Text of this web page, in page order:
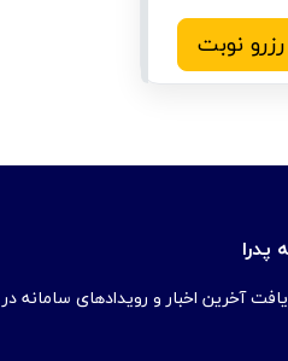
رزرو نوبت
پدرا
آخرین اخبار و رویدادهای سامانه